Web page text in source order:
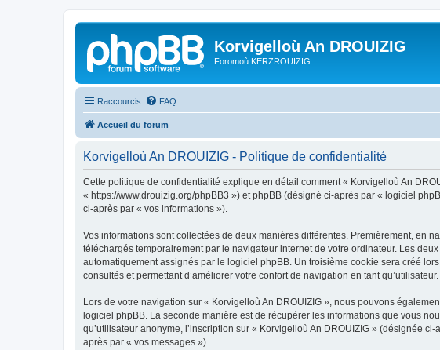
Korvigelloù An DROUIZIG
Foromoù KERZROUIZIG
Raccourcis FAQ
Accueil du forum
Korvigelloù An DROUIZIG - Politique de confidentialité
Cette politique de confidentialité explique en détail comment « Korvigelloù An
« https://www.drouizig.org/phpBB3 ») et phpBB (désigné ci-après par « logiciel
ci-après par « vos informations »).
Vos informations sont collectées de deux manières différentes. Premièrement, en
téléchargés temporairement par le navigateur internet de votre ordinateur. Les
automatiquement assignés par le logiciel phpBB. Un troisième cookie sera créé
consultés et permettant d’améliorer votre confort de navigation en tant qu’utilisateur.
Lors de votre navigation sur « Korvigelloù An DROUIZIG », nous pouvons
logiciel phpBB. La seconde manière est de récupérer les informations que vous
qu’utilisateur anonyme, l’inscription sur « Korvigelloù An DROUIZIG » (désignée
après par « vos messages »).